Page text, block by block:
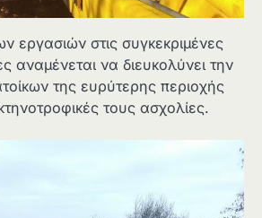
εργασιών στις συγκεκριμένες
αναμένεται να διευκολύνει την
της ευρύτερης περιοχής
τους ασχολίες.